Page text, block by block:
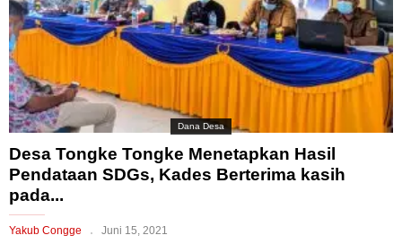
Dana Desa
Desa Tongke Tongke Menetapkan Hasil
Pendataan SDGs, Kades Berterima kasih
pada...
Yakub Congge Juni 15, 2021